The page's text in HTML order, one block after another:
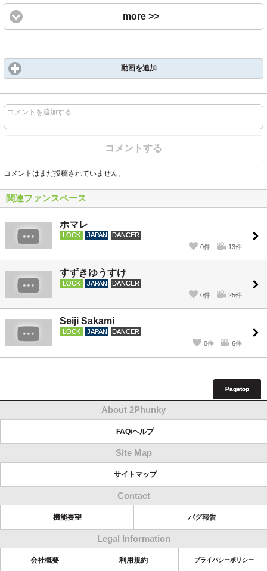
more >>
動画を追加
コメントを追加する
コメントする
コメントはまだ投稿されていません。
関連ファンスペース
ホマレ
LOCK JAPAN
DANCER
0件
13件
すずきゆうすけ
LOCK JAPAN
DANCER
0件
25件
Seiji Sakami
LOCK JAPAN
DANCER
0件
6件
Pagetop
About 2Phunky
FAQ/ヘルプ
Site Map
サイトマップ
Contact
機能要望 バグ報告
Legal Information
会社概要 利用規約 プライバシーポリシー